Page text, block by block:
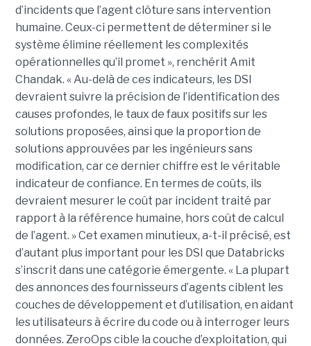
d’incidents que l’agent clôture sans intervention
humaine. Ceux-ci permettent de déterminer si le
système élimine réellement les complexités
opérationnelles qu’il promet », renchérit Amit
Chandak. « Au-delà de ces indicateurs, les DSI
devraient suivre la précision de l’identification des
causes profondes, le taux de faux positifs sur les
solutions proposées, ainsi que la proportion de
solutions approuvées par les ingénieurs sans
modification, car ce dernier chiffre est le véritable
indicateur de confiance. En termes de coûts, ils
devraient mesurer le coût par incident traité par
rapport à la référence humaine, hors coût de calcul
de l’agent. » Cet examen minutieux, a-t-il précisé, est
d’autant plus important pour les DSI que Databricks
s’inscrit dans une catégorie émergente. « La plupart
des annonces des fournisseurs d’agents ciblent les
couches de développement et d’utilisation, en aidant
les utilisateurs à écrire du code ou à interroger leurs
données. ZeroOps cible la couche d’exploitation, qui